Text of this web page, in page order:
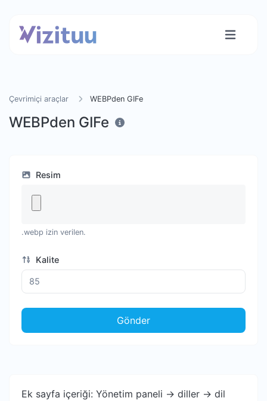
Çevrimiçi araçlar WEBPden GIFe
WEBPden GIFe
Resim
.webp izin verilen.
Kalite
Gönder
Ek sayfa içeriği: Yönetim paneli -> diller -> dil